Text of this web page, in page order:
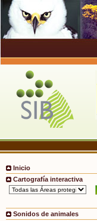
Inicio
Cartografía interactiva
Sonidos de animales